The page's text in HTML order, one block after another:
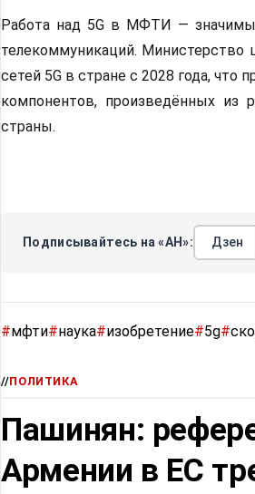
Работа над 5G в МФТИ —
телекоммуникаций. Министерство
сетей 5G в стране с 2028 года, что
компонентов, произведённых из
страны.
Подписывайтесь на «АН»: Дзен
#мфти#наука#изобретение#5g#
//ПОЛИТИКА
Пашинян:
Армении в ЕС